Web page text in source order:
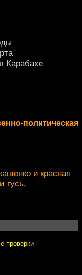
Карабахе
и красная
гусь,
проверки